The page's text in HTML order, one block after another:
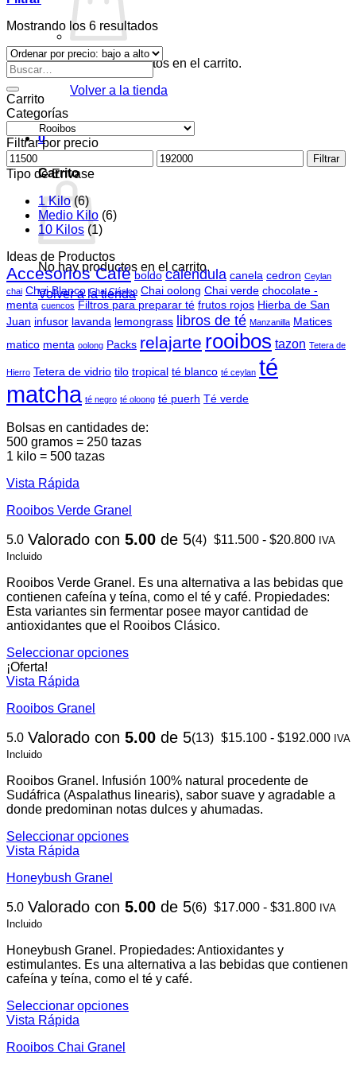
No hay productos en el carrito.
Volver a la tienda
0
Carrito
No hay productos en el carrito.
Volver a la tienda
Mostrando los 6 resultadosOrdenado
precio:
bajo
a
alto
Buscar
por:
Carrito
Categorías
Filtrar por precio
Precio
mínimo
Precio
máximo
Filtrar
Tipo de Envase
1 Kilo (6)
Medio Kilo (6)
10 Kilos (1)
Ideas de Productos
Accesorios Café boldo calendula canela cedron Ceylan
chai Chai Blanco Chai Clásico Chai oolong Chai verde chocolate -
menta cuencos Filtros para preparar té frutos rojos Hierba de San
Juan infusor lavanda lemongrass libros de té Manzanilla Matices
matico menta oolong Packs relajarte rooibos tazon Tetera de
Hierro Tetera de vidrio tilo tropical té blanco té ceylan té
matcha té negro té oloong té puerh Té verde
Bolsas en cantidades de:
500 gramos = 250 tazas
1 kilo = 500 tazas
Vista Rápida
Rooibos Verde Granel
5.0 Valorado con 5.00 de 5(4) $11.500 - $20.800Rango
desde
IVA
Incluido
Rooibos Verde Granel. Es una alternativa a las bebidas que
contienen cafeína y teína, como el té y café. Propiedades:
Esta variantes sin fermentar posee mayor cantidad de
antioxidantes que el Rooibos Clásico.
Seleccionar opciones
Este
producto
múltiples
Las
opciones
pueden
elegir
en
página
de
¡Oferta!
Vista Rápida
Rooibos Granel
5.0 Valorado con 5.00 de 5(13) $15.100 - $192.000 IVA
Incluido
Rooibos Granel. Infusión 100% natural procedente de
Sudáfrica (Aspalathus linearis), sabor suave y agradable a
donde predominan notas dulces y ahumadas.
Seleccionar opciones
Este
tiene
variantes.
Las
se
pueden
elegir
la
página
producto
Vista Rápida
Honeybush Granel
5.0 Valorado con 5.00 de 5(6) $17.000 - $31.800Rango
IVA
Incluido
Honeybush Granel. Propiedades: Antioxidantes y
estimulantes. Es una alternativa a las bebidas que contienen
cafeína y teína, como el té y café.
Seleccionar opciones
Este
tiene
Vista Rápida
Rooibos Chai Granel